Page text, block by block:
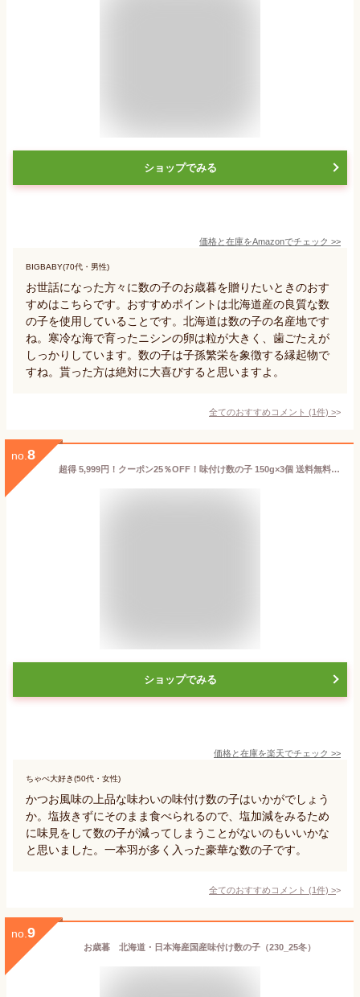
ショップでみる
価格と在庫をAmazonでチェック >>
BIGBABY(70代・男性)
お世話になった方々に数の子のお歳暮を贈りたいときのおす
すめはこちらです。おすすめポイントは北海道産の良質な数
の子を使用していることです。北海道は数の子の名産地です
ね。寒冷な海で育ったニシンの卵は粒が大きく、歯ごたえが
しっかりしています。数の子は子孫繁栄を象徴する縁起物で
すね。貰った方は絶対に大喜びすると思いますよ。
全てのおすすめコメント (1件) >
no. 8
超得 5,999円！クーポン25％OFF！味付け数の子 150g×3個 送料無料 布目 お取り寄せグルメ ギフト プレゼント
ショップでみる
価格と在庫を楽天でチェック >>
ちゃぺ大好き(50代・女性)
かつお風味の上品な味わいの味付け数の子はいかがでしょう
か。塩抜きずにそのまま食べられるので、塩加減をみるため
に味見をして数の子が減ってしまうことがないのもいいかな
と思いました。一本羽が多く入った豪華な数の子です。
全てのおすすめコメント (1件) >
no. 9
お歳暮 北海道・日本海産国産味付け数の子（230_25冬）